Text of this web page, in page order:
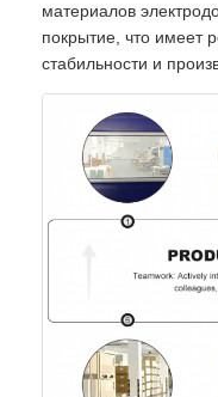
материалов
покрытие, что имеет
стабильности и